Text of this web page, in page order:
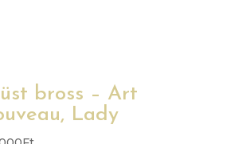
bross – Art
Lady